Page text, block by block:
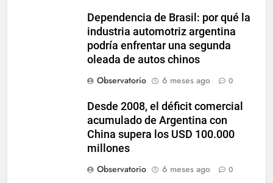
Dependencia de Brasil: por qué la
industria automotriz argentina
podría enfrentar una segunda
oleada de autos chinos
Observatorio
6 meses ago 0
Desde 2008, el déficit comercial
acumulado de Argentina con
China supera los USD 100.000
millones
Observatorio
6 meses ago 0